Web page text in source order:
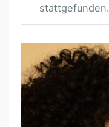
stattgefunden.
E
L